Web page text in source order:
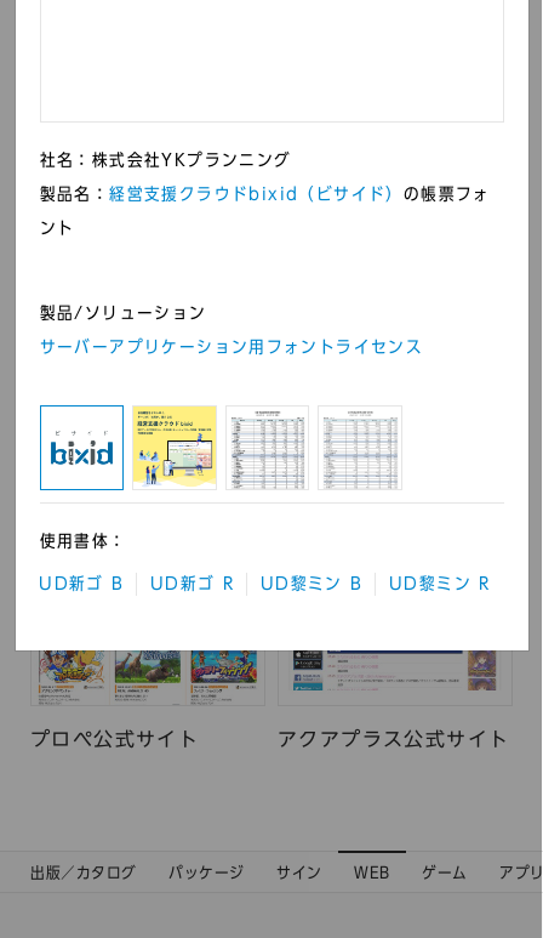
原デザイン研究所 Web
屋書店
かうねっと工房 （Web
プロペ公式サイト アクアプラス公式サイト
出版／カタログ パッケージ サイン WEB ゲーム アプ
社名：株式会社YKプランニング
製品名：経営支援クラウドbixid（ビサイド） の帳票フォ
ント
製品/ソリューション
サーバーアプリケーション用フォントライセンス
使用書体：
UD新ゴ B UD新ゴ R UD黎ミン B UD黎ミン R